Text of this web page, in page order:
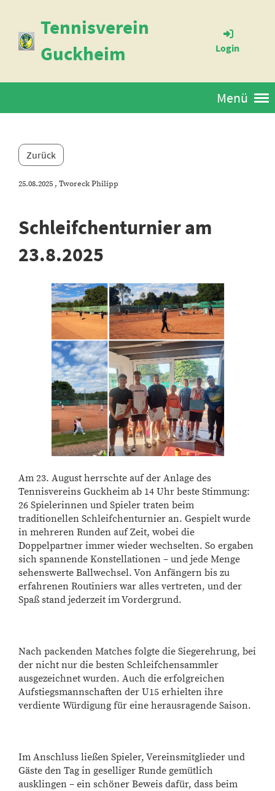
Tennisverein
Guckheim
Login
Menü
Zurück
25.08.2025 , Tworeck Philipp
Schleifchenturnier am
23.8.2025
Am 23. August herrschte auf der Anlage des
Tennisvereins Guckheim ab 14 Uhr beste Stimmung:
26 Spielerinnen und Spieler traten beim
traditionellen Schleifchenturnier an. Gespielt wurde
in mehreren Runden auf Zeit, wobei die
Doppelpartner immer wieder wechselten. So ergaben
sich spannende Konstellationen – und jede Menge
sehenswerte Ballwechsel. Von Anfängern bis zu
erfahrenen Routiniers war alles vertreten, und der
Spaß stand jederzeit im Vordergrund.
Nach packenden Matches folgte die Siegerehrung, bei
der nicht nur die besten Schleifchensammler
ausgezeichnet wurden. Auch die erfolgreichen
Aufstiegsmannschaften der U15 erhielten ihre
verdiente Würdigung für eine herausragende Saison.
Im Anschluss ließen Spieler, Vereinsmitglieder und
Gäste den Tag in geselliger Runde gemütlich
ausklingen – ein schöner Beweis dafür, dass beim